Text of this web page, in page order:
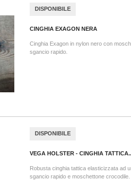
DISPONIBILE
CINGHIA EXAGON NERA
Cinghia Exagon in nylon nero con
sgancio rapido.
DISPONIBILE
VEGA HOLSTER - CINGHIA
Robusta cinghia tattica elasticizzata ad
sgancio rapido e moschettone